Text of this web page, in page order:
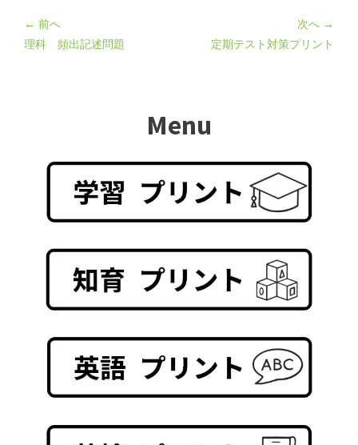
← 前へ
理科 頻出記述問題
次へ →
定期テスト対策プリント
Menu